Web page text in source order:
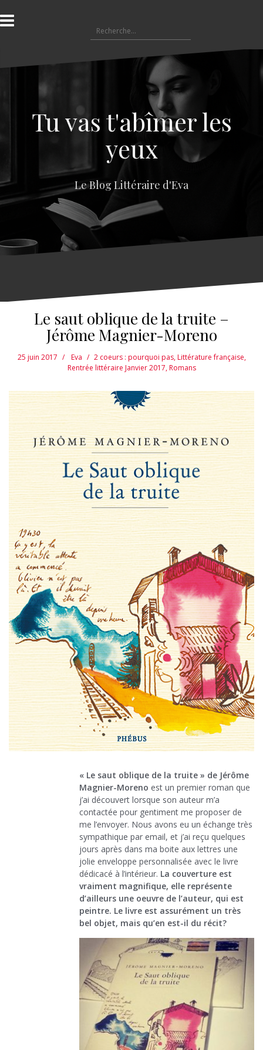
l
a
e
e
Tu vas t'abîmer les
yeux
Le Blog Littéraire d'Eva
Le saut oblique de la truite –
Jérôme Magnier-Moreno
25 juin 2017 Eva 2 coeurs : pourquoi pas,Littérature française,
Rentrée littéraire Janvier 2017,Romans
« Le saut oblique de la truite » de Jérôme
Magnier-Moreno est un premier roman que
j’ai découvert lorsque son auteur m’a
contactée pour gentiment me proposer de
me l’envoyer. Nous avons eu un échange très
sympathique par email, et j’ai reçu quelques
jours après dans ma boite aux lettres une
jolie enveloppe personnalisée avec le livre
dédicacé à l’intérieur. La couverture est
vraiment magnifique, elle représente
d’ailleurs une oeuvre de l’auteur, qui est
peintre. Le livre est assurément un très
bel objet, mais qu’en est-il du récit?